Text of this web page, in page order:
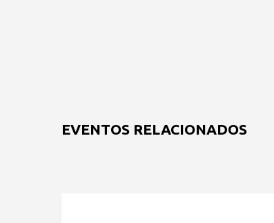
EVENTOS RELACIONADOS